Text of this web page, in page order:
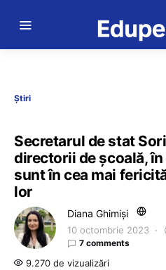
Știri
Secretarul de stat
directorii de școală,
sunt în cea mai
lor
Diana Ghimiși
10 octombrie 2023
7 comments
9.270 de vizualizări